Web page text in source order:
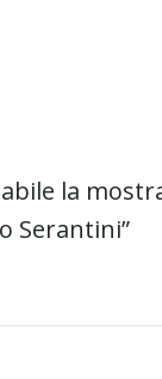
la
Serantini”